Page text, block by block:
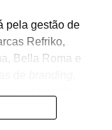
pela gestão de
Refriko,
Bella Roma e
projetos de